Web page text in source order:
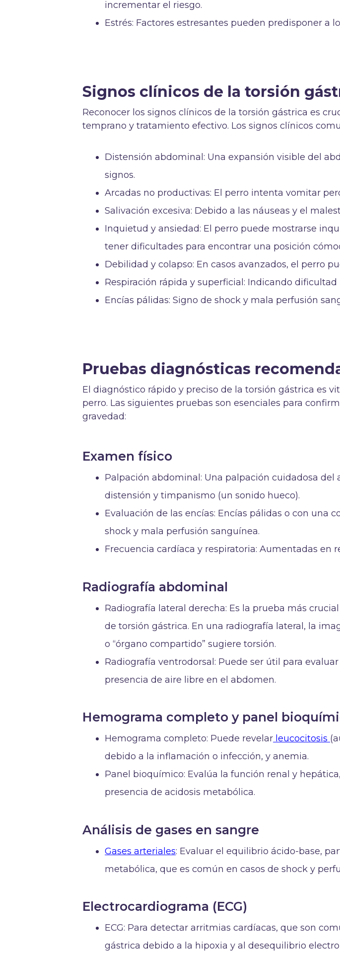
incrementar el riesgo.
Estrés: Factores estresantes pueden predisponer a
Signos clínicos de la torsión
Reconocer los signos clínicos de la torsión gástrica es
temprano y tratamiento efectivo. Los signos clínicos
Distensión abdominal: Una expansión visible del
signos.
Arcadas no productivas: El perro intenta vomitar
Salivación excesiva: Debido a las náuseas y el
Inquietud y ansiedad: El perro puede mostrarse
tener dificultades para encontrar una posición
Debilidad y colapso: En casos avanzados, el perro
Respiración rápida y superficial: Indicando dificultad
Encías pálidas: Signo de shock y mala perfusión
Pruebas diagnósticas
El diagnóstico rápido y preciso de la torsión gástrica es
perro. Las siguientes pruebas son esenciales para
gravedad:
Examen físico
Palpación abdominal: Una palpación cuidadosa del
distensión y timpanismo (un sonido hueco).
Evaluación de las encías: Encías pálidas o con una
shock y mala perfusión sanguínea.
Frecuencia cardíaca y respiratoria: Aumentadas en
Radiografía abdominal
Radiografía lateral derecha: Es la prueba más
de torsión gástrica. En una radiografía lateral, la
o “órgano compartido” sugiere torsión.
Radiografía ventrodorsal: Puede ser útil para
presencia de aire libre en el abdomen.
Hemograma completo y panel
Hemograma completo: Puede revelar leucocitosis
debido a la inflamación o infección, y anemia.
Panel bioquímico: Evalúa la función renal y
presencia de acidosis metabólica.
Análisis de gases en sangre
Gases arteriales: Evaluar el equilibrio ácido-base,
metabólica, que es común en casos de shock y
Electrocardiograma (ECG)
ECG: Para detectar arritmias cardíacas, que son
gástrica debido a la hipoxia y al desequilibrio